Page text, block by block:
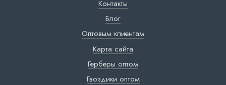
Контакты
Блог
Оптовым клиентам
Карта сайта
Герберы оптом
Гвоздики оптом